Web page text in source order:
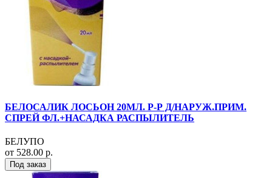
БЕЛОСАЛИК ЛОСЬОН 20МЛ. Р-Р Д/НАРУЖ.ПРИМ.
СПРЕЙ ФЛ.+НАСАДКА РАСПЫЛИТЕЛЬ
БЕЛУПО
от 528.00 р.
Под заказ